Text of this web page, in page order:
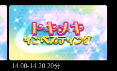
14:00-14:20 20分